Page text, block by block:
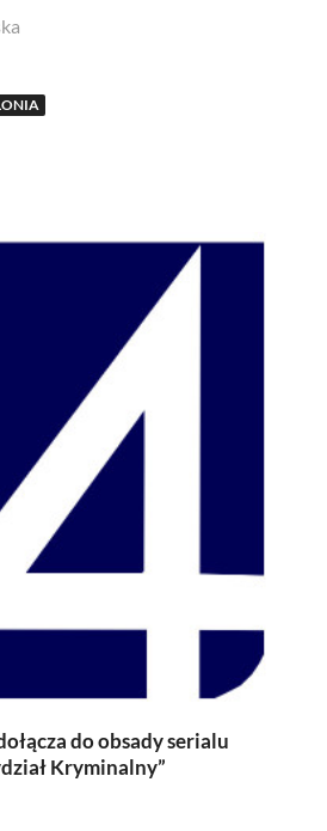
do obsady serialu
Kryminalny”